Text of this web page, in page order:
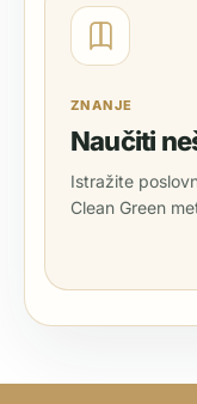
ZNANJE
Naučiti
Istražite
Clean Green